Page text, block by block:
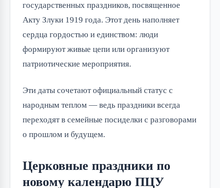
государственных праздников, посвященное
Акту Злуки 1919 года. Этот день наполняет
сердца гордостью и единством: люди
формируют живые цепи или организуют
патриотические мероприятия.
Эти даты сочетают официальный статус с
народным теплом — ведь праздники всегда
переходят в семейные посиделки с разговорами
о прошлом и будущем.
Церковные праздники по
новому календарю ПЦУ